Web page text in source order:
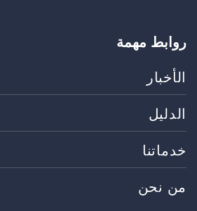
روابط مهمة
الأخبار
الدليل
خدماتنا
من نحن